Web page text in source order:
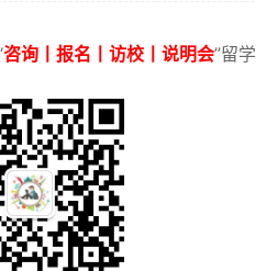
咨询丨报名丨访校丨说明会”留